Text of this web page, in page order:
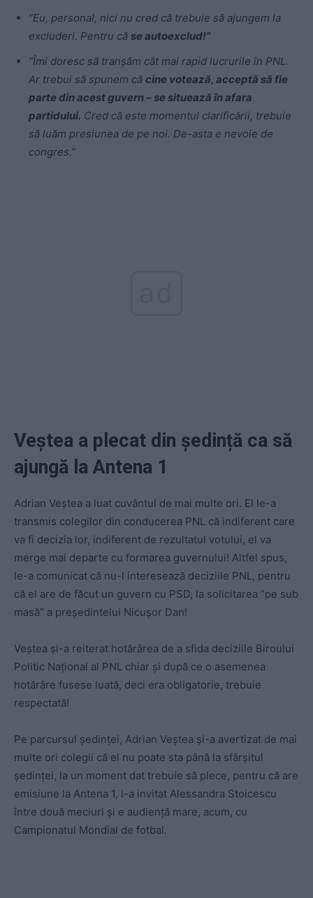
”Eu, personal, nici nu cred că trebuie să ajungem la
excluderi. Pentru că se autoexclud!”
”Îmi doresc să tranșăm cât mai rapid lucrurile în PNL.
Ar trebui să spunem că cine votează, acceptă să fie
parte din acest guvern – se situează în afara
partidului. Cred că este momentul clarificării, trebuie
să luăm presiunea de pe noi. De-asta e nevoie de
congres.”
Veștea a plecat din ședință ca să
ajungă la Antena 1
Adrian Veștea a luat cuvântul de mai multe ori. El le-a
transmis colegilor din conducerea PNL că indiferent care
va fi decizia lor, indiferent de rezultatul votului, el va
merge mai departe cu formarea guvernului! Altfel spus,
le-a comunicat că nu-l interesează deciziile PNL, pentru
că el are de făcut un guvern cu PSD, la solicitarea ”pe sub
masă” a președintelui Nicușor Dan!
Veștea și-a reiterat hotărârea de a sfida deciziile Biroului
Politic Național al PNL chiar și după ce o asemenea
hotărâre fusese luată, deci era obligatorie, trebuie
respectată!
Pe parcursul ședinței, Adrian Veștea și-a avertizat de mai
multe ori colegii că el nu poate sta până la sfârșitul
ședinței, la un moment dat trebuie să plece, pentru că are
emisiune la Antena 1, l-a invitat Alessandra Stoicescu
între două meciuri și e audiență mare, acum, cu
Campionatul Mondial de fotbal.